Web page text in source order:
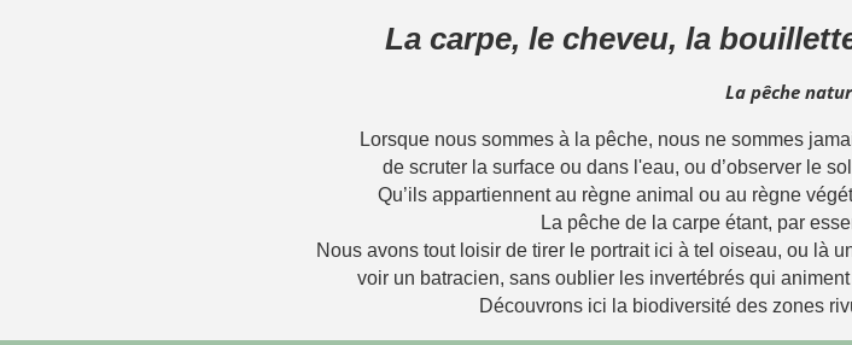
La carpe, le cheveu, la
La pêche
Lorsque nous sommes à la pêche, nous ne sommes
de scruter la surface ou dans l'eau, ou d’observer le
Qu’ils appartiennent au règne animal ou au règne
La pêche de la carpe étant, par
Nous avons tout loisir de tirer le portrait ici à tel oiseau, ou là
voir un batracien, sans oublier les invertébrés qui
Découvrons ici la biodiversité des zones